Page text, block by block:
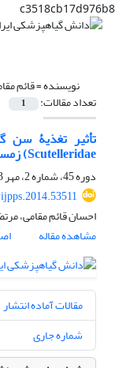
c3518cb17d976b8
نویسنده =قائم
تعداد مقالات: 1
Scutelleridae) زمستان‌گذران بر جذب مواد غذایی گندم
دوره 45، شماره 2، مهر 1393، صفحه
احسان قائم مقامی،
مشاهده مقاله
مقالات آماده انتشار
شماره جاری